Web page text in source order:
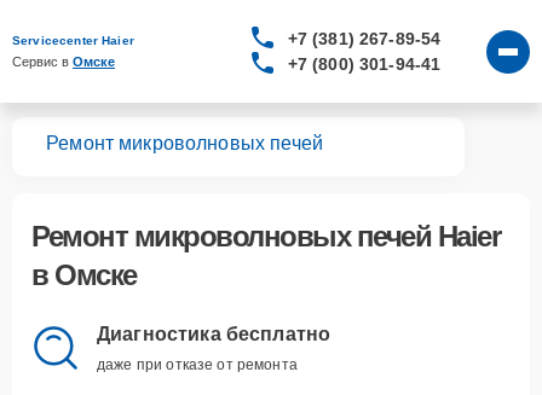
Servicecenter Haier
Сервис в Омске
+7 (381) 267-89-54
+7 (800) 301-94-41
Ремонт микроволновых печей
Ремонт микроволновых печей Haier
в Омске
Диагностика бесплатно
даже при отказе от ремонта